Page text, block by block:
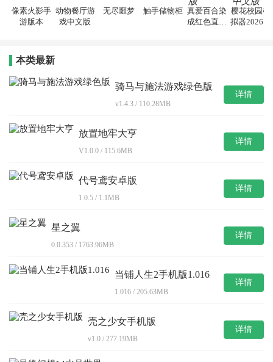
像素火影手
游版本
动物餐厅游
戏中文版
无尽噩梦 触手储物柜 真爱百合染
成红色直装
樱花校园模
拟器2026中
本类最新
骑马与施法游戏绿色版
v1.4.3 / 110.28MB
详情
放置地牢大亨
V1.0.0 / 115.6MB
详情
代号鸢安卓版
1.0.5 / 1.1MB
详情
星之翼
0.0.353 / 1763.96MB
详情
当铺人生2手机版1.016
1.016 / 205.63MB
详情
壳之少女手机版
v1.0 / 277.19MB
详情